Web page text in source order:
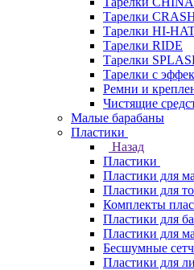
Тарелки
Тарелки HI-
Тарелки RIDE
Тарелки
Тарелки с
Ремни и
Чистящие
Малые барабаны
Пластики
Назад
Пластики
Пластики для
Пластики для
Комплекты
Пластики для
Пластики для
Бесшумные
Пластики для